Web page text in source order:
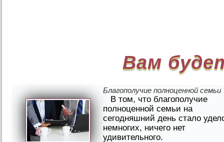
Вам
Благополучие полноценной семьи
В том, что благополучие
полноценной семьи на
сегодняшний день стало
немногих, ничего нет
удивительного.